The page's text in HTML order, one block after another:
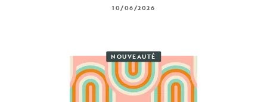
10/06/2026
NOUVEAUTÉ